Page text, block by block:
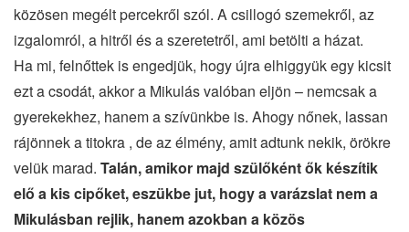
közösen megélt percekről szól. A csillogó szemekről, az
izgalomról, a hitről és a szeretetről, ami betölti a házat.
Ha mi, felnőttek is engedjük, hogy újra elhiggyük egy kicsit
ezt a csodát, akkor a Mikulás valóban eljön – nemcsak a
gyerekekhez, hanem a szívünkbe is. Ahogy nőnek, lassan
rájönnek a titokra , de az élmény, amit adtunk nekik, örökre
velük marad. Talán, amikor majd szülőként ők készítik
elő a kis cipőket, eszükbe jut, hogy a varázslat nem a
Mikulásban rejlik, hanem azokban a közös